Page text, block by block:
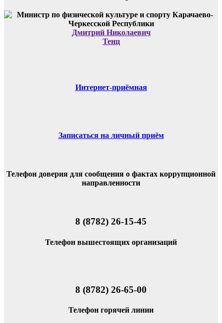
Дмитрий Николаевич
Тенц
Интернет-приёмная
Записаться на личный приём
Телефон доверия для сообщения о фактах коррупционной
направленности
8 (8782) 26-15-45
Телефон вышестоящих организаций
8 (8782) 26-65-00
Телефон горячей линии